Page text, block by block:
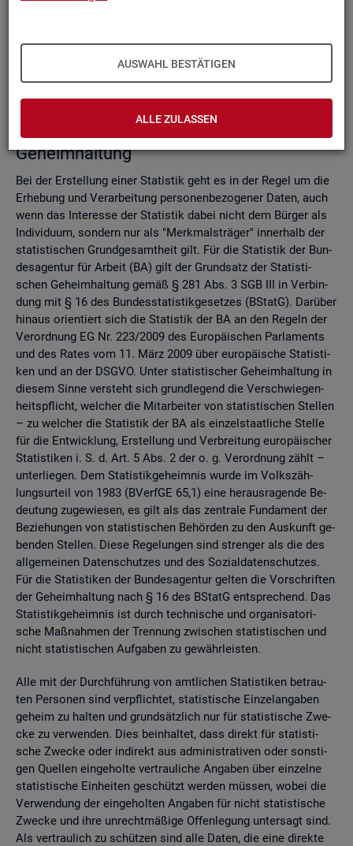
AUSWAHL BESTÄTIGEN
ALLE ZULASSEN
tung
Zell­sper­rungs­ver­fah­ren
Run­dungs­ver­fah­ren
Ver­gleich der Ver­fah­ren
Recht­li­che Grund­la­gen der sta­tis­ti­schen
Ge­heim­hal­tung
Bei der Er­stel­lung einer Sta­tis­tik geht es in der Regel um die
Er­he­bung und Ver­ar­bei­tung per­so­nen­be­zo­ge­ner Daten, auch
wenn das In­ter­es­se der Sta­tis­tik dabei nicht dem Bür­ger als
In­di­vi­du­um, son­dern nur als "Merk­mals­trä­ger" in­ner­halb der
sta­tis­ti­schen Grund­ge­samt­heit gilt. Für die Sta­tis­tik der Bun­
des­agen­tur für Ar­beit (BA) gilt der Grund­satz der Sta­tis­ti­
schen Ge­heim­hal­tung gemäß § 281 Abs. 3 SGB III in Ver­bin­
dung mit § 16 des Bun­des­sta­tis­tik­ge­set­zes (BStatG). Dar­über
hin­aus ori­en­tiert sich die Sta­tis­tik der BA an den Re­geln der
Ver­ord­nung EG Nr. 223/2009 des Eu­ro­päi­schen Par­la­ments
und des Rates vom 11. März 2009 über eu­ro­päi­sche Sta­tis­ti­
ken und an der DSGVO. Unter sta­tis­ti­scher Ge­heim­hal­tung in
die­sem Sinne ver­steht sich grund­le­gend die Ver­schwie­gen­
heits­pflicht, wel­cher die Mit­ar­bei­ter von sta­tis­ti­schen Stel­len
– zu wel­cher die Sta­tis­tik der BA als ein­zel­staat­li­che Stel­le
für die Ent­wick­lung, Er­stel­lung und Ver­brei­tung eu­ro­päi­scher
Sta­tis­ti­ken i. S. d. Art. 5 Abs. 2 der o. g. Ver­ord­nung zählt –
un­ter­lie­gen. Dem Sta­tis­tik­ge­heim­nis wurde im Volks­zäh­
lungs­ur­teil von 1983 (BVerf­GE 65,1) eine her­aus­ra­gen­de Be­
deu­tung zu­ge­wie­sen, es gilt als das zen­tra­le Fun­da­ment der
Be­zie­hun­gen von sta­tis­ti­schen Be­hör­den zu den Aus­kunft ge­
ben­den Stel­len. Diese Re­ge­lun­gen sind stren­ger als die des
all­ge­mei­nen Da­ten­schut­zes und des So­zi­al­da­ten­schut­zes.
Für die Sta­tis­ti­ken der Bun­des­agen­tur gel­ten die Vor­schrif­ten
der Ge­heim­hal­tung nach § 16 des BStatG ent­spre­chend. Das
Sta­tis­tik­ge­heim­nis ist durch tech­ni­sche und or­ga­ni­sa­to­ri­
sche Maß­nah­men der Tren­nung zwi­schen sta­tis­ti­schen und
nicht sta­tis­ti­schen Auf­ga­ben zu ge­währ­leis­ten.
Alle mit der Durch­füh­rung von amt­li­chen Sta­tis­ti­ken be­trau­
ten Per­so­nen sind ver­pflich­tet, sta­tis­ti­sche Ein­zel­an­ga­ben
ge­heim zu hal­ten und grund­sätz­lich nur für sta­tis­ti­sche Zwe­
cke zu ver­wen­den. Dies be­inhal­tet, dass di­rekt für sta­tis­ti­
sche Zwe­cke oder in­di­rekt aus ad­mi­nis­tra­ti­ven oder sons­ti­
gen Quel­len ein­ge­hol­te ver­trau­li­che An­ga­ben über ein­zel­ne
sta­tis­ti­sche Ein­hei­ten ge­schützt wer­den müs­sen, wobei die
Ver­wen­dung der ein­ge­hol­ten An­ga­ben für nicht sta­tis­ti­sche
Zwe­cke und ihre un­recht­mä­ßi­ge Of­fen­le­gung un­ter­sagt sind.
Als ver­trau­lich zu schüt­zen sind alle Daten, die eine di­rek­te